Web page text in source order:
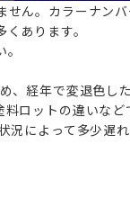
ん。カラーナンバ
あります。
経年で変退色
ロットの違いな
によって多少遅れ